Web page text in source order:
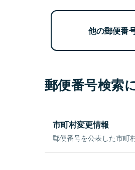
他の郵便番
郵便番号検索
市町村変更情報
郵便番号を公表した市町